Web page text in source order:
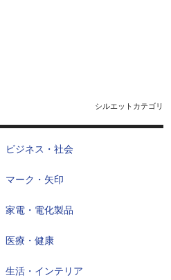
シルエットカテゴリ
ビジネス・社会
マーク・矢印
家電・電化製品
医療・健康
生活・インテリア